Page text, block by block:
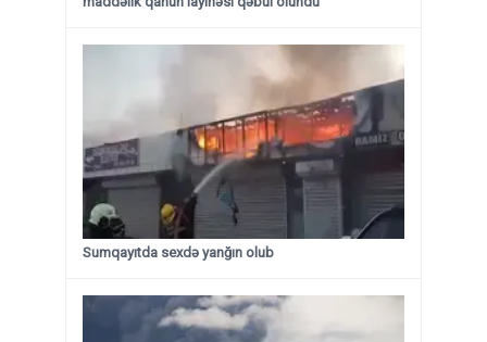
Sumqayıtda sexdə yanğın olub